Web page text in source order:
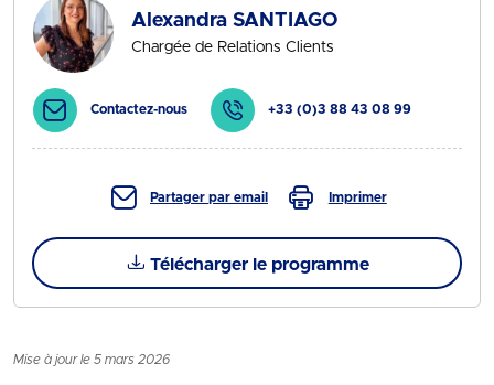
Alexandra SANTIAGO
Chargée de Relations Clients
Contactez-nous +33 (0)3 88 43 08 99
Partager par email Imprimer
Télécharger le programme
Mise à jour le 5 mars 2026